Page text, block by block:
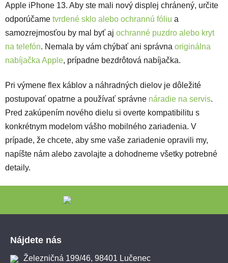
Apple iPhone 13. Aby ste mali nový displej chránený, určite
odporúčame tvrdené sklo alebo ochrannú fóliu a
samozrejmosťou by mal byť aj ochranné puzdro alebo kryt
na telefón. Nemala by vám chýbať ani správna originálna
nabíjačka Apple, prípadne bezdrôtová nabíjačka.
Pri výmene flex káblov a náhradných dielov je dôležité
postupovať opatrne a používať správne náradie na servis.
Pred zakúpením nového dielu si overte kompatibilitu s
konkrétnym modelom vášho mobilného zariadenia. V
prípade, že chcete, aby sme vaše zariadenie opravili my,
napíšte nám alebo zavolajte a dohodneme všetky potrebné
detaily.
Nájdete nás
Železničná 199/46, 98401 Lučenec